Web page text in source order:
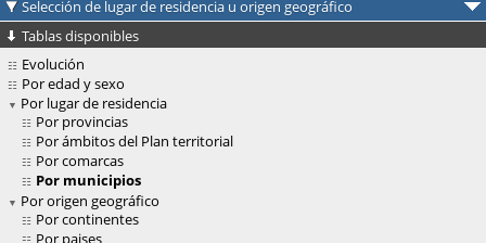
Selección de lugar de residencia u origen geográfico
Tablas disponibles
Evolución
Por edad y sexo
Por lugar de residencia
Por provincias
Por ámbitos del Plan territorial
Por comarcas
Por municipios
Por origen geográfico
Por continentes
Por paises